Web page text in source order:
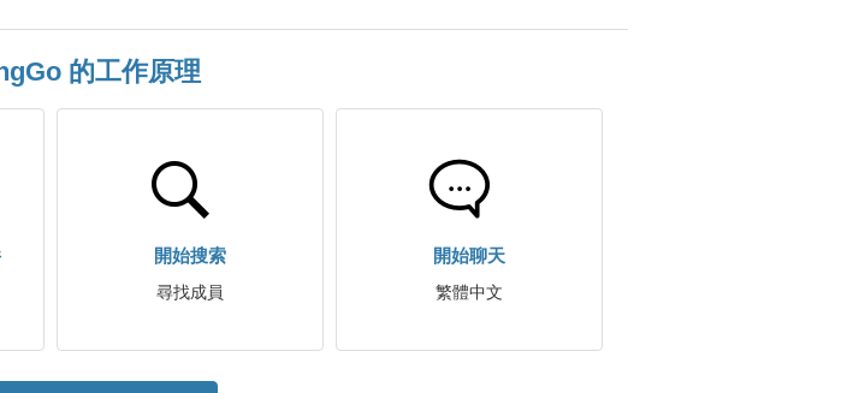
的工作原理
開始搜索
尋找成員
開始聊天
繁體中文